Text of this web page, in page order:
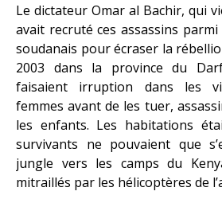
Le dictateur Omar al Bachir, qui
avait recruté ces assassins
soudanais pour écraser la
2003 dans la province du
faisaient irruption dans les
femmes avant de les tuer,
les enfants. Les habitations
survivants ne pouvaient que
jungle vers les camps du
mitraillés par les hélicoptères de